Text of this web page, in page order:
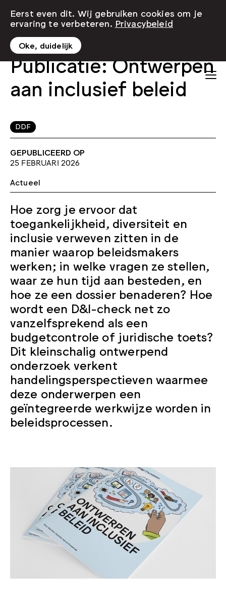
Publicatie: Ontwerpen
aan inclusief beleid
DDF
GEPUBLICEERD OP
25 FEBRUARI 2026
Actueel
Hoe zorg je ervoor dat
toegankelijkheid, diversiteit en
inclusie verweven zitten in de
manier waarop beleidsmakers
werken; in welke vragen ze stellen,
waar ze hun tijd aan besteden, en
hoe ze een dossier benaderen? Hoe
wordt een D&I-check net zo
vanzelfsprekend als een
budgetcontrole of juridische toets?
Dit kleinschalig ontwerpend
onderzoek verkent
handelingsperspectieven waarmee
deze onderwerpen een
geïntegreerde werkwijze worden in
beleidsprocessen.
Eerst even dit. Wij gebruiken cookies om je
ervaring te verbeteren. Privacybeleid
Oke, duidelijk